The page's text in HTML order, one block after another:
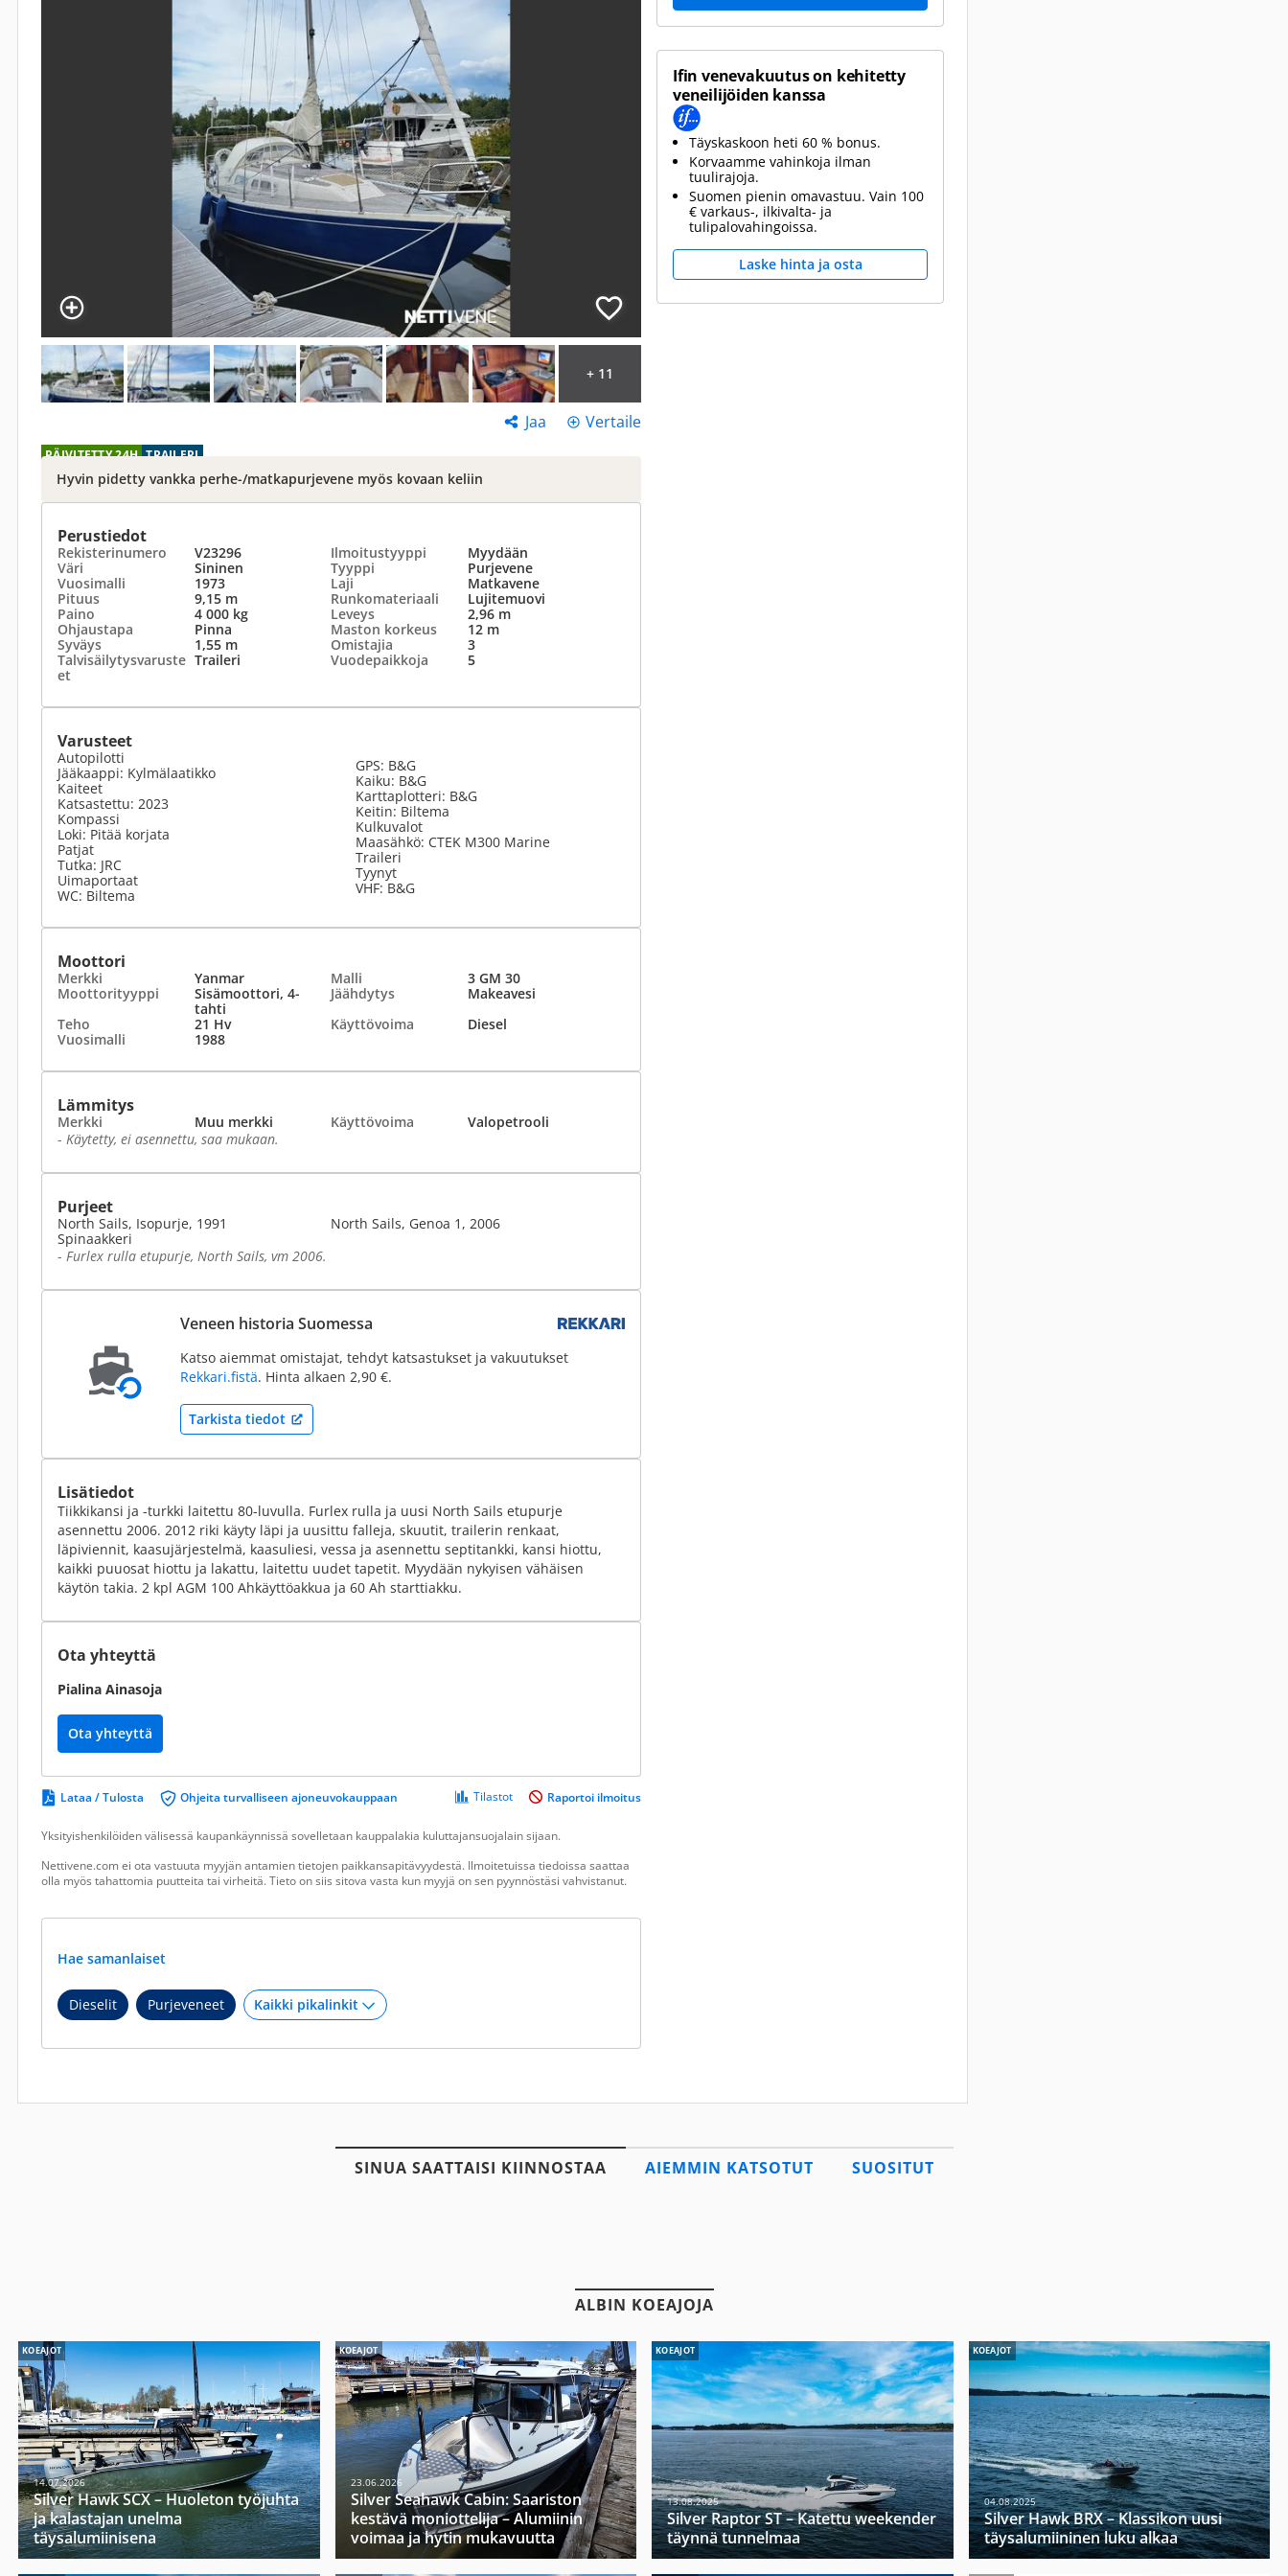
+ 11
Jaa Vertaile
PÄIVITETTY 24H TRAILERI
Hyvin pidetty vankka perhe-/matkapurjevene myös kovaan keliin
Perustiedot
Rekisterinumero V23296 Ilmoitustyyppi
Myydään
Väri
Sininen Tyyppi
Purjevene
Vuosimalli
1973 Laji
Matkavene
Pituus
9,15 m Runkomateriaali
Lujitemuovi
Paino
4 000 kg Leveys
2,96 m
Ohjaustapa
Pinna Maston korkeus
12 m
Syväys
1,55 m Omistajia
3
Talvisäilytysvaruste
et
Traileri Vuodepaikkoja 5
Varusteet
Autopilotti
Jääkaappi: Kylmälaatikko
Kaiteet
Katsastettu: 2023
Kompassi
Loki: Pitää korjata
Patjat
Tutka: JRC
Uimaportaat
WC: Biltema
GPS: B&G
Kaiku: B&G
Karttaplotteri: B&G
Keitin: Biltema
Kulkuvalot
Maasähkö: CTEK M300 Marine
Traileri
Tyynyt
VHF: B&G
Moottori
Merkki Yanmar Malli
3 GM 30
Moottorityyppi
Sisämoottori, 4-
tahti
Jäähdytys
Makeavesi
Teho
21 Hv Käyttövoima
Diesel
Vuosimalli
1988
Lämmitys
Merkki Muu merkki Käyttövoima
Valopetrooli
- Käytetty, ei asennettu, saa mukaan.
Purjeet
North Sails, Isopurje, 1991
North Sails, Genoa 1, 2006
Spinaakkeri
- Furlex rulla etupurje, North Sails, vm 2006.
Veneen historia Suomessa
Katso aiemmat omistajat, tehdyt katsastukset ja vakuutukset
Rekkari.fistä. Hinta alkaen 2,90 €.
Tarkista tiedot
Lisätiedot
Tiikkikansi ja -turkki laitettu 80-luvulla. Furlex rulla ja uusi North Sails etupurje
asennettu 2006. 2012 riki käyty läpi ja uusittu falleja, skuutit, trailerin renkaat,
läpiviennit, kaasujärjestelmä, kaasuliesi, vessa ja asennettu septitankki, kansi hiottu,
kaikki puuosat hiottu ja lakattu, laitettu uudet tapetit. Myydään nykyisen vähäisen
käytön takia. 2 kpl AGM 100 Ahkäyttöakkua ja 60 Ah starttiakku.
Ota yhteyttä
Pialina Ainasoja
Ota yhteyttä
Lataa / Tulosta Ohjeita turvalliseen ajoneuvokauppaan Tilastot Raportoi ilmoitus
Yksityishenkilöiden välisessä kaupankäynnissä sovelletaan kauppalakia kuluttajansuojalain sijaan.
Nettivene.com ei ota vastuuta myyjän antamien tietojen paikkansapitävyydestä. Ilmoitetuissa tiedoissa saattaa
olla myös tahattomia puutteita tai virheitä. Tieto on siis sitova vasta kun myyjä on sen pyynnöstäsi vahvistanut.
Hae samanlaiset
Dieselit Purjeveneet
Ifin venevakuutus on kehitetty
veneilijöiden kanssa
Täyskaskoon heti 60 % bonus.
Korvaamme vahinkoja ilman
tuulirajoja.
Suomen pienin omavastuu. Vain 100
€ varkaus-, ilkivalta- ja
tulipalovahingoissa.
Laske hinta ja osta
SINUA SAATTAISI KIINNOSTAA AIEMMIN KATSOTUT SUOSITUT
ALBIN KOEAJOJA
KOEAJOT
14.07.2026
Silver Hawk SCX – Huoleton työjuhta
ja kalastajan unelma
täysalumiinisena
KOEAJOT
23.06.2026
Silver Seahawk Cabin: Saariston
kestävä moniottelija – Alumiinin
voimaa ja hytin mukavuutta
KOEAJOT
13.08.2025
Silver Raptor ST – Katettu weekender
täynnä tunnelmaa
KOEAJOT
04.08.2025
Silver Hawk BRX – Klassikon uusi
täysalumiininen luku alkaa